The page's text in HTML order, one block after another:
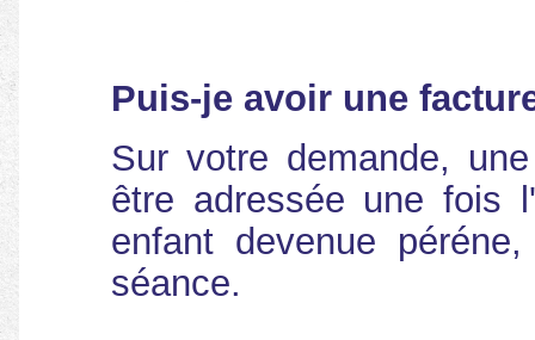
Puis-je avoir une
Sur votre demande,
être adressée une fois
enfant devenue
séance.